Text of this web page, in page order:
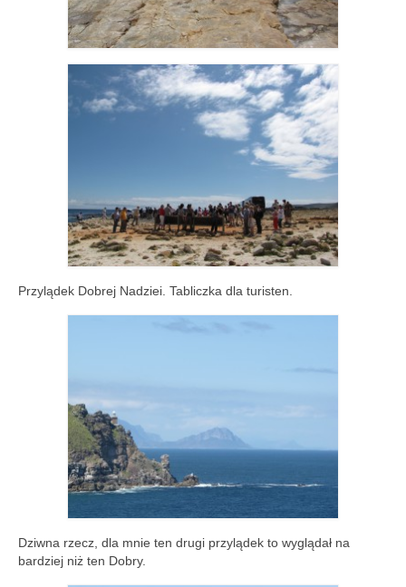
Przylądek Dobrej Nadziei. Tabliczka dla turisten.
Dziwna rzecz, dla mnie ten drugi przylądek to wyglądał na
bardziej niż ten Dobry.